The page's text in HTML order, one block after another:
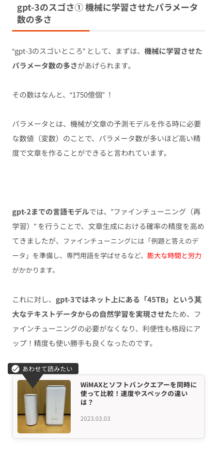
gpt-3のスゴさ① 機械に学習させたパラメータ
数の多さ
“gpt-3のスゴいところ” として、まずは、 機械に学習させた
パラメータ数の多さがあげられます。
その数はなんと、“1750億個” ！
パラメータとは、機械が文章の予測モデルを作る時に必要
な数値（変数）のことで、パラメータ数が多いほど高い精
度で文章を作ることができると言われています。
gpt-2までの言語モデルでは、”ファインチューニング（再
学習）” を行うことで、文章生成における確率の精度を高め
てきましたが、
ファインチューニングには「例題と答えのデ
ータ」を準備し、専門用語を学ばせるなど、 膨大な時間と労力
がかかります。
これに対し、 gpt-3ではネット上にある「45TB」という莫
大なテキストデータからの自然学習を実現させたため、フ
ァインチューニングの必要がなくなり、利便性も格段にア
ップ！精度も使い勝手も良くなったのです。
2023.03.03
WiMAXとソフトバンクエアーを同時に
使って比較！速度やスペックの違い
は？